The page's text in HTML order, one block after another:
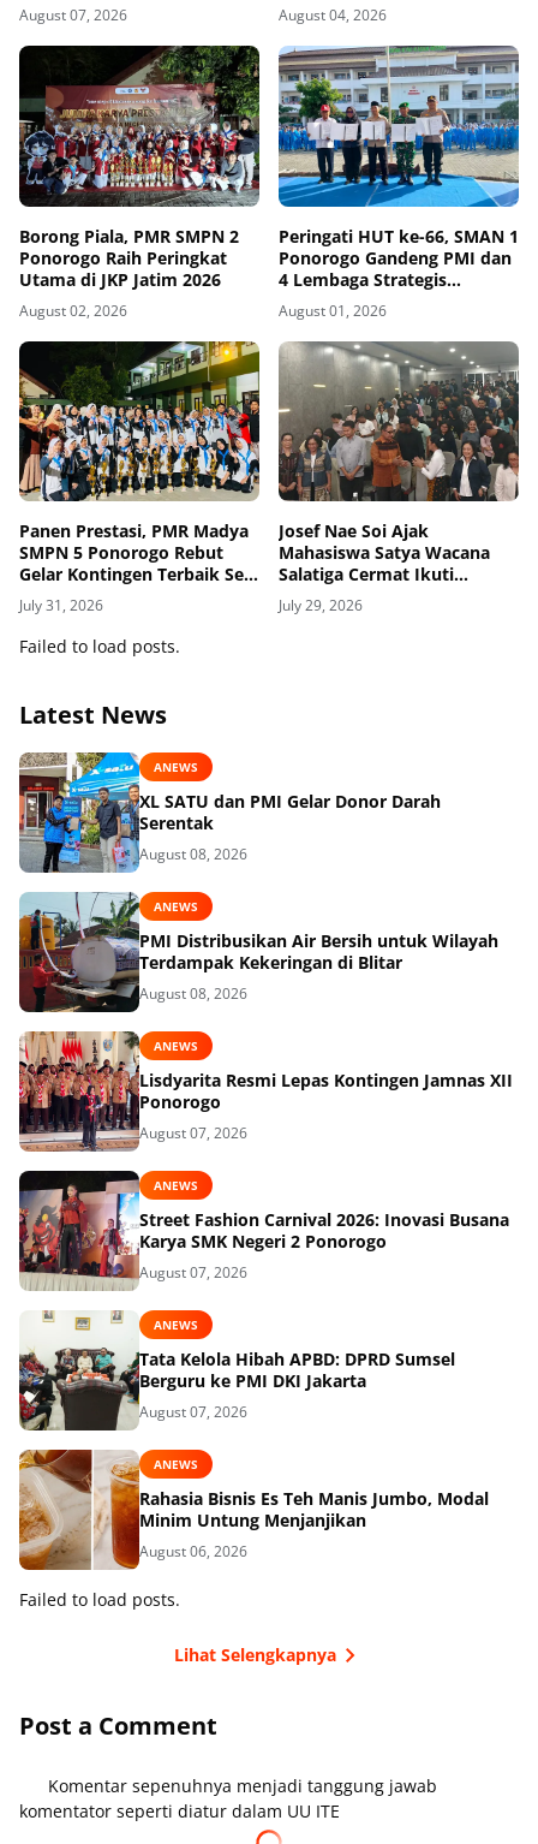
August 07, 2026
Sesuaikan Kurikulum
dengan Kebutuhan Dunia
Kerja
August 04, 2026
Borong Piala, PMR SMPN 2
Ponorogo Raih Peringkat
Utama di JKP Jatim 2026
August 02, 2026
Peringati HUT ke-66, SMAN 1
Ponorogo Gandeng PMI dan
4 Lembaga Strategis
Tegakkan Sekolah
Berintegritas, Sesmenko
Dorong Sinergi Alumni
Nasional
August 01, 2026
Panen Prestasi, PMR Madya
SMPN 5 Ponorogo Rebut
Gelar Kontingen Terbaik Se-
Jawa Timur
July 31, 2026
Josef Nae Soi Ajak
Mahasiswa Satya Wacana
Salatiga Cermat Ikuti
Dinamika Geopolitik Global
July 29, 2026
Failed to load posts.
Latest News
ANEWS
XL SATU dan PMI Gelar Donor Darah
Serentak
August 08, 2026
ANEWS
PMI Distribusikan Air Bersih untuk Wilayah
Terdampak Kekeringan di Blitar
August 08, 2026
ANEWS
Lisdyarita Resmi Lepas Kontingen Jamnas XII
Ponorogo
August 07, 2026
ANEWS
Street Fashion Carnival 2026: Inovasi Busana
Karya SMK Negeri 2 Ponorogo
August 07, 2026
ANEWS
Tata Kelola Hibah APBD: DPRD Sumsel
Berguru ke PMI DKI Jakarta
August 07, 2026
ANEWS
Rahasia Bisnis Es Teh Manis Jumbo, Modal
Minim Untung Menjanjikan
August 06, 2026
Failed to load posts.
Lihat Selengkapnya
Post a Comment
Komentar sepenuhnya menjadi tanggung jawab
komentator seperti diatur dalam UU ITE